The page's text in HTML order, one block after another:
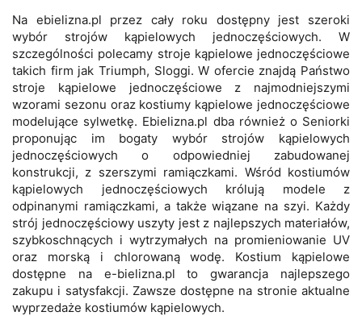
Na ebielizna.pl przez cały roku dostępny jest szeroki
wybór strojów kąpielowych jednoczęściowych. W
szczególności polecamy stroje kąpielowe jednoczęściowe
takich firm jak Triumph, Sloggi. W ofercie znajdą Państwo
stroje kąpielowe jednoczęściowe z najmodniejszymi
wzorami sezonu oraz kostiumy kąpielowe jednoczęściowe
modelujące sylwetkę. Ebielizna.pl dba również o Seniorki
proponując im bogaty wybór strojów kąpielowych
jednoczęściowych o odpowiedniej zabudowanej
konstrukcji, z szerszymi ramiączkami. Wśród kostiumów
kąpielowych jednoczęściowych królują modele z
odpinanymi ramiączkami, a także wiązane na szyi. Każdy
strój jednoczęściowy uszyty jest z najlepszych materiałów,
szybkoschnących i wytrzymałych na promieniowanie UV
oraz morską i chlorowaną wodę. Kostium kąpielowe
dostępne na e-bielizna.pl to gwarancja najlepszego
zakupu i satysfakcji. Zawsze dostępne na stronie aktualne
wyprzedaże kostiumów kąpielowych.